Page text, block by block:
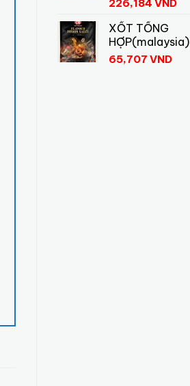
226,184 VND
XỐT TỔNG
HỢP(malaysia)
65,707 VND